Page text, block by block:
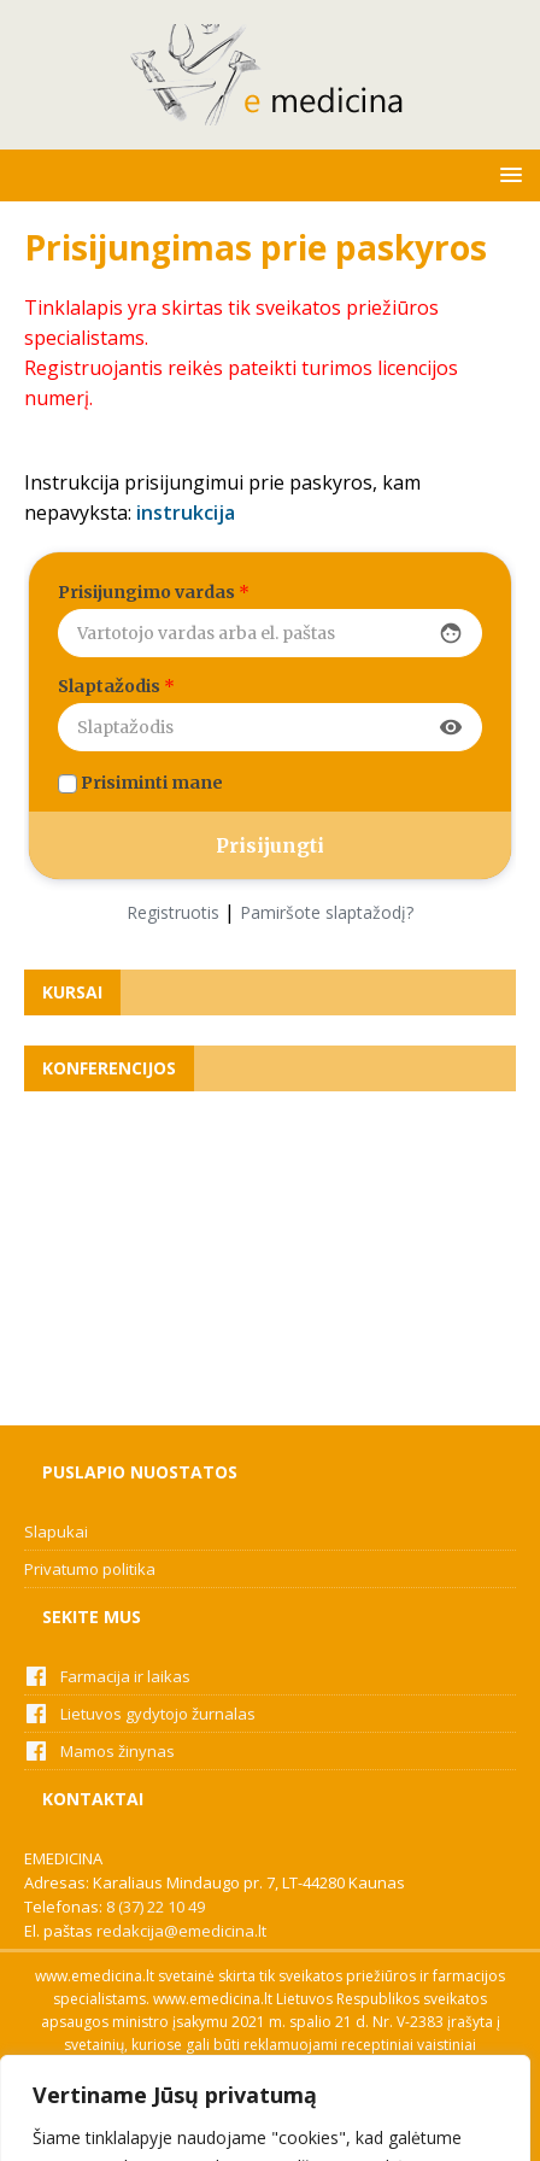
Vertiname Jūsų privatumą
Šiame tinklalapyje naudojame "cookies", kad galėtume
Prisijungimas prie paskyros
Tinklalapis yra skirtas tik sveikatos priežiūros
specialistams.
Registruojantis reikės pateikti turimos licencijos
numerį.
Instrukcija prisijungimui prie paskyros, kam
nepavyksta: instrukcija
Prisijungimo vardas *
face
Slaptažodis *
visibility
Prisiminti mane
Registruotis | Pamiršote slaptažodį?
KURSAI
KONFERENCIJOS
PUSLAPIO NUOSTATOS
Slapukai
Privatumo politika
SEKITE MUS
Farmacija ir laikas
Lietuvos gydytojo žurnalas
Mamos žinynas
KONTAKTAI
EMEDICINA
Adresas: Karaliaus Mindaugo pr. 7, LT-44280 Kaunas
Telefonas: 8 (37) 22 10 49
El. paštas redakcija@emedicina.lt
www.emedicina.lt svetainė skirta tik sveikatos priežiūros ir farmacijos
specialistams. www.emedicina.lt Lietuvos Respublikos sveikatos
apsaugos ministro įsakymu 2021 m. spalio 21 d. Nr. V-2383 įrašyta į
svetainių, kuriose gali būti reklamuojami receptiniai vaistiniai
savo profesinę kvalifikaciją. Naudingos nuorodos: Vaistų ir medicinos
pagalbos priemonių kainų paieška, VVKT tinklalapis, Sveikatos
priežiūros ar farmacijos specialisto pranešimo apie įtariamą